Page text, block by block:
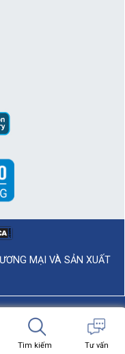
MẠI VÀ SẢN XUẤT
Tìm kiếm Tư vấn
Chat zalo Chat facebook